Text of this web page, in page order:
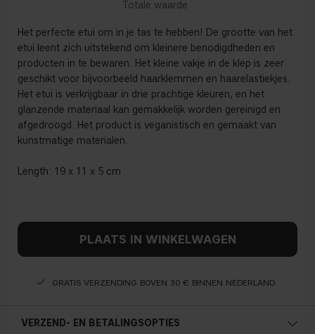
Het perfecte etui om in je tas te hebben! De grootte van het
etui leent zich uitstekend om kleinere benodigdheden en
producten in te bewaren. Het kleine vakje in de klep is zeer
geschikt voor bijvoorbeeld haarklemmen en haarelastiekjes.
Het etui is verkrijgbaar in drie prachtige kleuren, en het
glanzende materiaal kan gemakkelijk worden gereinigd en
afgedroogd. Het product is veganistisch en gemaakt van
kunstmatige materialen.
Length: 19 x 11 x 5 cm
PLAATS IN WINKELWAGEN
GRATIS VERZENDING BOVEN 30 € BINNEN NEDERLAND
VERZEND- EN BETALINGSOPTIES